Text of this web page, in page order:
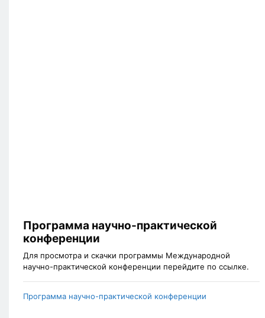
Программа научно-практической
конференции
Для просмотра и скачки программы Международной
научно-практической конференции перейдите по ссылке.
Программа научно-практической конференции